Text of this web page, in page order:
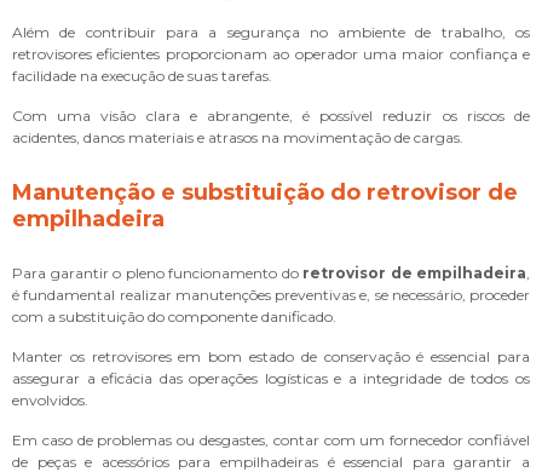
Além de contribuir para a segurança no ambiente de trabalho, os
retrovisores eficientes proporcionam ao operador uma maior confiança e
facilidade na execução de suas tarefas.
Com uma visão clara e abrangente, é possível reduzir os riscos de
acidentes, danos materiais e atrasos na movimentação de cargas.
Manutenção e substituição do retrovisor de
empilhadeira
Para garantir o pleno funcionamento do retrovisor de empilhadeira
é fundamental realizar manutenções preventivas e, se necessário, proceder
com a substituição do componente danificado.
Manter os retrovisores em bom estado de conservação é essencial para
assegurar a eficácia das operações logísticas e a integridade de todos os
envolvidos.
Em caso de problemas ou desgastes, contar com um fornecedor confiável
de peças e acessórios para empilhadeiras é essencial para garantir a